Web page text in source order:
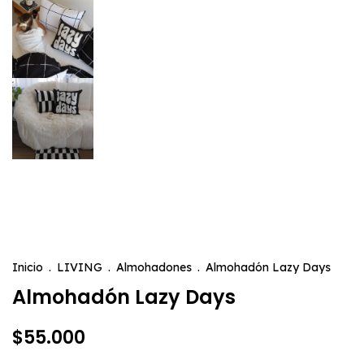
Inicio . LIVING . Almohadones . Almohadón Lazy Days
Almohadón Lazy Days
$55.000